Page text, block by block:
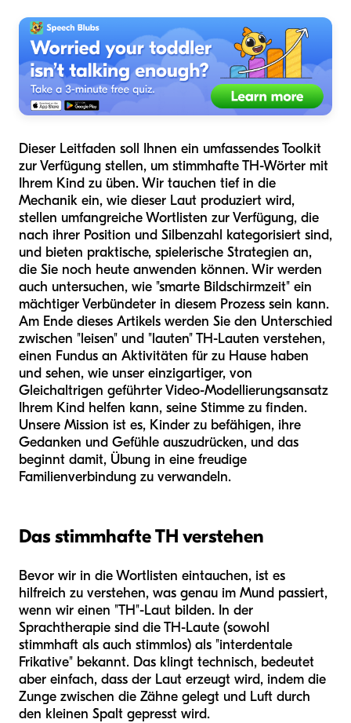
Dieser Leitfaden soll Ihnen ein umfassendes Toolkit
zur Verfügung stellen, um stimmhafte TH-Wörter mit
Ihrem Kind zu üben. Wir tauchen tief in die
Mechanik ein, wie dieser Laut produziert wird,
stellen umfangreiche Wortlisten zur Verfügung, die
nach ihrer Position und Silbenzahl kategorisiert sind,
und bieten praktische, spielerische Strategien an,
die Sie noch heute anwenden können. Wir werden
auch untersuchen, wie "smarte Bildschirmzeit" ein
mächtiger Verbündeter in diesem Prozess sein kann.
Am Ende dieses Artikels werden Sie den Unterschied
zwischen "leisen" und "lauten" TH-Lauten verstehen,
einen Fundus an Aktivitäten für zu Hause haben
und sehen, wie unser einzigartiger, von
Gleichaltrigen geführter Video-Modellierungsansatz
Ihrem Kind helfen kann, seine Stimme zu finden.
Unsere Mission ist es, Kinder zu befähigen, ihre
Gedanken und Gefühle auszudrücken, und das
beginnt damit, Übung in eine freudige
Familienverbindung zu verwandeln.
Das stimmhafte TH verstehen
Bevor wir in die Wortlisten eintauchen, ist es
hilfreich zu verstehen, was genau im Mund passiert,
wenn wir einen "TH"-Laut bilden. In der
Sprachtherapie sind die TH-Laute (sowohl
stimmhaft als auch stimmlos) als "interdentale
Frikative" bekannt. Das klingt technisch, bedeutet
aber einfach, dass der Laut erzeugt wird, indem die
Zunge zwischen die Zähne gelegt und Luft durch
den kleinen Spalt gepresst wird.